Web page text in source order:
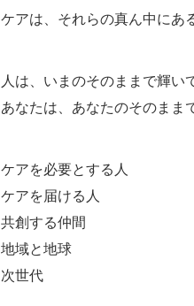
ケアは、それらの真ん中にあ
人は、いまのそのままで輝い
あなたは、あなたのそのまま
ケアを必要とする人
ケアを届ける人
共創する仲間
地域と地球
次世代